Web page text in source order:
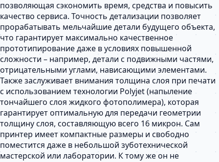
позволяющая сэкономить время, средства и повысить
качество сервиса. Точность детализации позволяет
прорабатывать мельчайшие детали будущего объекта,
что гарантирует максимально качественное
прототипирование даже в условиях повышенной
сложности – например, детали с подвижными частями,
отрицательными углами, нависающими элементами.
Также заслуживает внимания толщина слоя при печати
с использованием технологии Polyjet (напыление
тончайшего слоя жидкого фотополимера), которая
гарантирует оптимальную для передачи геометрии
толщину слоя, составляющую всего 16 микрон. Сам
принтер имеет компактные размеры и свободно
поместится даже в небольшой зуботехнической
мастерской или лаборатории. К тому же он не